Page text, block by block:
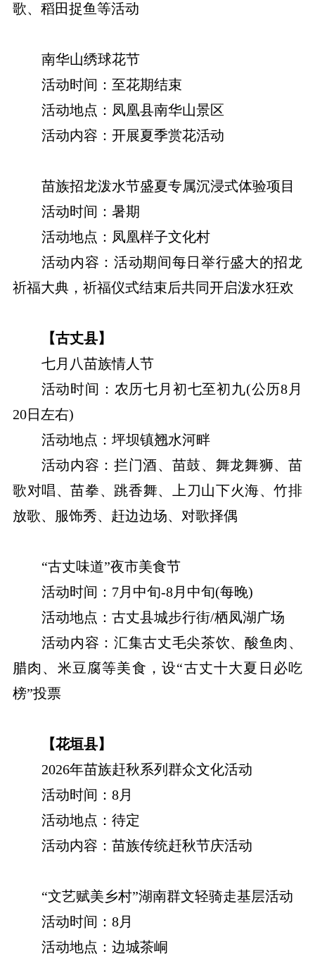
歌、稻田捉鱼等活动
南华山绣球花节
活动时间：至花期结束
活动地点：凤凰县南华山景区
活动内容：开展夏季赏花活动
苗族招龙泼水节盛夏专属沉浸式体验项目
活动时间：暑期
活动地点：凤凰样子文化村
活动内容：活动期间每日举行盛大的招龙
祈福大典，祈福仪式结束后共同开启泼水狂欢
【古丈县】
七月八苗族情人节
活动时间：农历七月初七至初九(公历8月
20日左右)
活动地点：坪坝镇翘水河畔
活动内容：拦门酒、苗鼓、舞龙舞狮、苗
歌对唱、苗拳、跳香舞、上刀山下火海、竹排
放歌、服饰秀、赶边边场、对歌择偶
“古丈味道”夜市美食节
活动时间：7月中旬-8月中旬(每晚)
活动地点：古丈县城步行街/栖凤湖广场
活动内容：汇集古丈毛尖茶饮、酸鱼肉、
腊肉、米豆腐等美食，设“古丈十大夏日必吃
榜”投票
【花垣县】
2026年苗族赶秋系列群众文化活动
活动时间：8月
活动地点：待定
活动内容：苗族传统赶秋节庆活动
“文艺赋美乡村”湖南群文轻骑走基层活动
活动时间：8月
活动地点：边城茶峒